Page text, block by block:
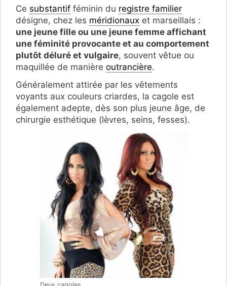
Ce substantif féminin du registre familier
désigne, chez les méridionaux et marseillais :
une jeune fille ou une jeune femme affichant
une féminité provocante et au comportement
plutôt déluré et vulgaire, souvent vêtue ou
maquillée de manière outrancière.
Généralement attirée par les vêtements
voyants aux couleurs criardes, la cagole est
également adepte, dès son plus jeune âge, de
chirurgie esthétique (lèvres, seins, fesses).